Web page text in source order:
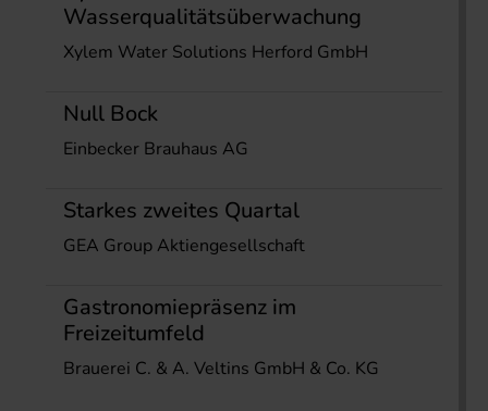
Wasserqualitätsüberwachung
Xylem Water Solutions Herford GmbH
Null Bock
Einbecker Brauhaus AG
Starkes zweites Quartal
GEA Group Aktiengesellschaft
Gastronomiepräsenz im
Freizeitumfeld
Brauerei C. & A. Veltins GmbH & Co. KG